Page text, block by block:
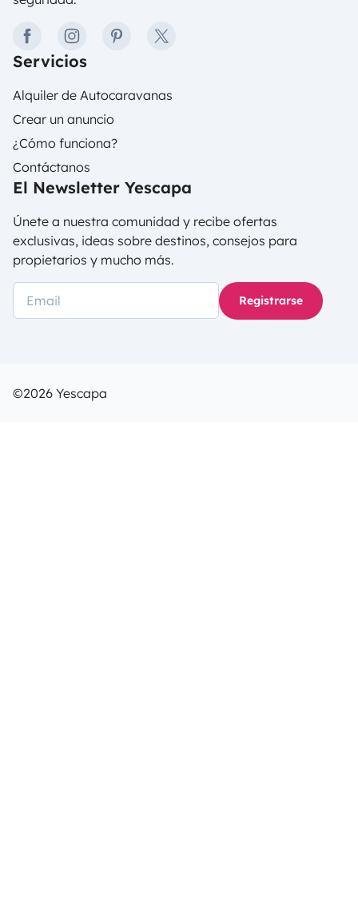
facebookinstagrampinteresttwitter
Servicios
Alquiler de Autocaravanas
Crear un anuncio
¿Cómo funciona?
Contáctanos
El Newsletter Yescapa
Únete a nuestra comunidad y recibe ofertas
exclusivas, ideas sobre destinos, consejos para
propietarios y mucho más.
Registrarse
©2026 Yescapa